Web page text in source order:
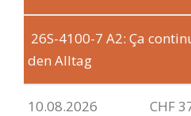
26S-4100-7 A2: Ça
den Alltag
10.08.2026 CHF